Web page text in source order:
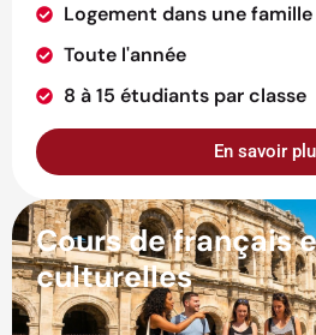
Logement dans une
Toute l'année
8 à 15 étudiants par classe
En savoir
Cours de français
culturelles